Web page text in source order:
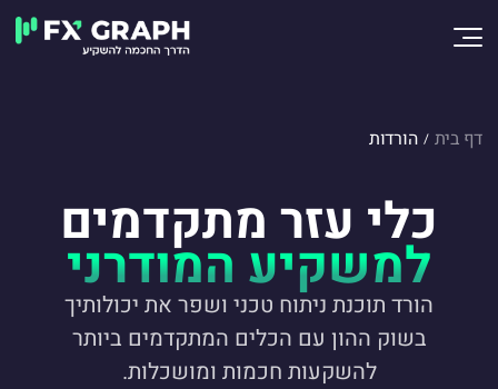
דף בית /הורדות
כלי עזר מתקדמים
למשקיע המודרני
הורד תוכנת ניתוח טכני ושפר את יכולותיך
בשוק ההון עם הכלים המתקדמים ביותר
להשקעות חכמות ומושכלות.